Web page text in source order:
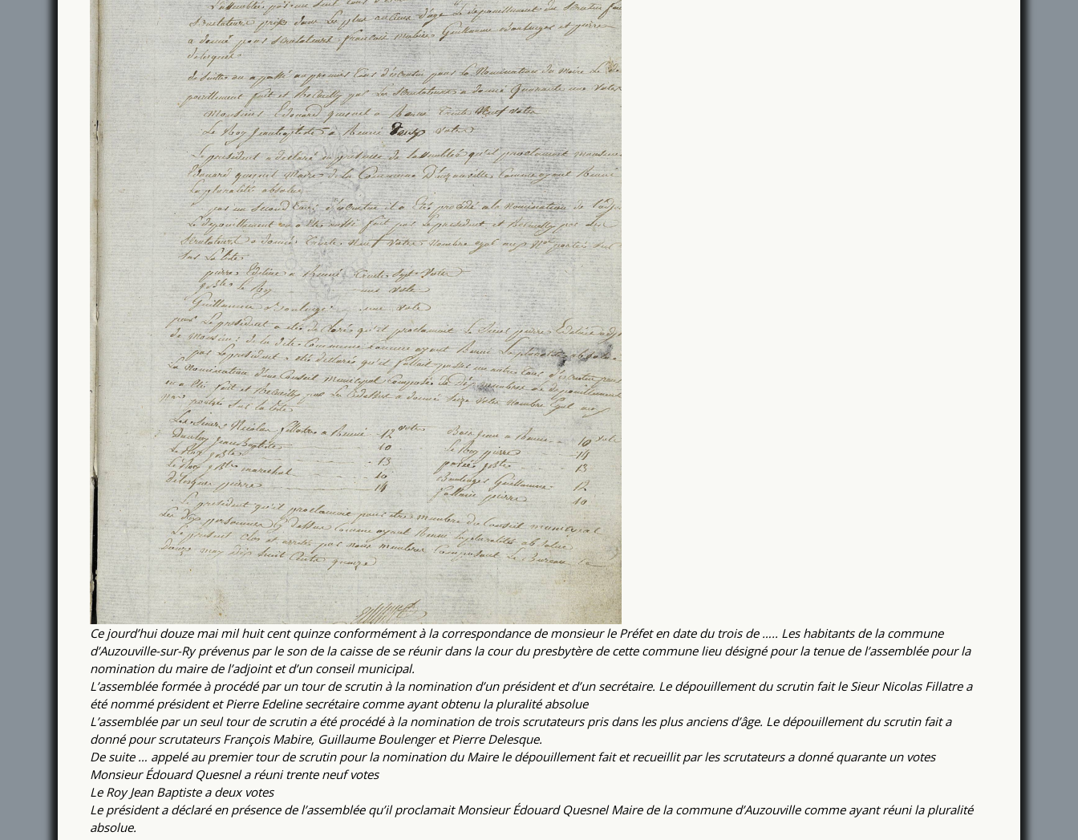
Ce jourd’hui douze mai mil huit cent quinze conformément à la correspondance de monsieur le Préfet en date du trois de ….. Les habitants de la commune
d’Auzouville-sur-Ry prévenus par le son de la caisse de se réunir dans la cour du presbytère de cette commune lieu désigné pour la tenue de l’assemblée pour la
nomination du maire de l’adjoint et d’un conseil municipal.
L’assemblée formée à procédé par un tour de scrutin à la nomination d’un président et d’un secrétaire. Le dépouillement du scrutin fait le Sieur Nicolas Fillatre a
été nommé président et Pierre Edeline secrétaire comme ayant obtenu la pluralité absolue
L’assemblée par un seul tour de scrutin a été procédé à la nomination de trois scrutateurs pris dans les plus anciens d’âge. Le dépouillement du scrutin fait a
donné pour scrutateurs François Mabire, Guillaume Boulenger et Pierre Delesque.
De suite … appelé au premier tour de scrutin pour la nomination du Maire le dépouillement fait et recueillit par les scrutateurs a donné quarante un votes
Monsieur Édouard Quesnel a réuni trente neuf votes
Le Roy Jean Baptiste a deux votes
Le président a déclaré en présence de l’assemblée qu’il proclamait Monsieur Édouard Quesnel Maire de la commune d’Auzouville comme ayant réuni la pluralité
absolue.